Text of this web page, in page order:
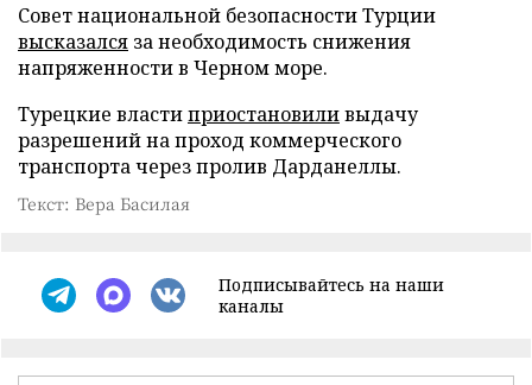
Совет национальной безопасности Турции
высказался за необходимость снижения
напряженности в Черном море.
Турецкие властиприостановиливыдачу
разрешений на проход коммерческого
транспорта через пролив Дарданеллы.
Текст: Вера Басилая
Подписывайтесь на наши
каналы